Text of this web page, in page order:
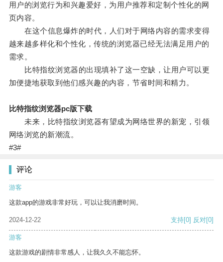
用户的浏览行为和兴趣爱好，为用户推荐和定制个性化的网
页内容。
在这个信息爆炸的时代，人们对于网络内容的需求变得
越来越多样化和个性化，传统的浏览器已经无法满足用户的
需求。
比特指纹浏览器的出现填补了这一空缺，让用户可以更
加便捷地获取到他们感兴趣的内容，节省时间和精力。
比特指纹浏览器pc版下载
未来，比特指纹浏览器有望成为网络世界的新宠，引领
网络浏览的新潮流。
#3#
评论
游客
这款app的游戏非常好玩，可以让我消磨时间。
2024-12-22 支持[0] 反对[0]
游客
这款游戏的剧情非常感人，让我久久不能忘怀。